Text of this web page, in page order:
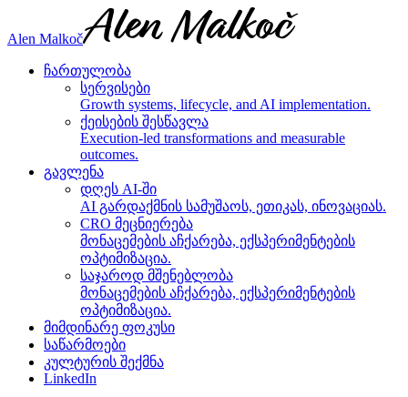
Alen Malkoč
ჩართულობა
სერვისები
Growth systems, lifecycle, and AI implementation.
ქეისების შესწავლა
Execution-led transformations and measurable
outcomes.
გავლენა
დღეს AI-ში
AI გარდაქმნის სამუშაოს, ეთიკას, ინოვაციას.
CRO მეცნიერება
მონაცემების აჩქარება, ექსპერიმენტების
ოპტიმიზაცია.
საჯაროდ მშენებლობა
მონაცემების აჩქარება, ექსპერიმენტების
ოპტიმიზაცია.
მიმდინარე ფოკუსი
საწარმოები
კულტურის შექმნა
LinkedIn